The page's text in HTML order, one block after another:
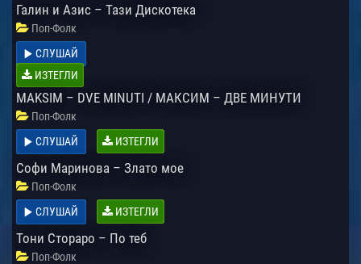
Галин и Азис – Тази Дискотека
Поп-Фолк
СЛУШАЙ
ИЗТЕГЛИ
MAKSIM – DVE MINUTI / МАКСИМ – ДВЕ МИНУТИ
Поп-Фолк
СЛУШАЙ
ИЗТЕГЛИ
Софи Маринова – Злато мое
Поп-Фолк
СЛУШАЙ
ИЗТЕГЛИ
Тони Стораро – По теб
Поп-Фолк